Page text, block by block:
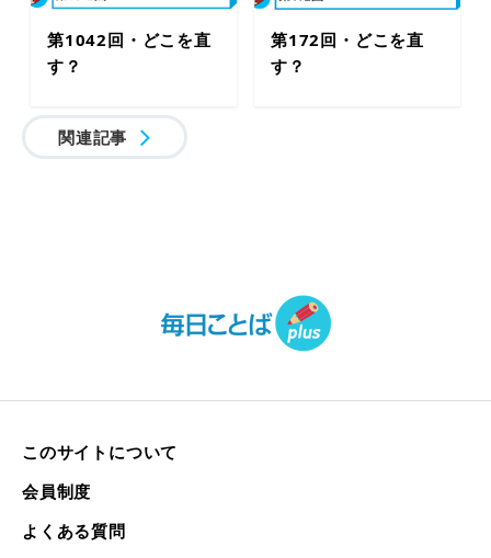
第1042回・どこを直
す？
第172回・どこを直
す？
関連記事
このサイトについて
会員制度
よくある質問